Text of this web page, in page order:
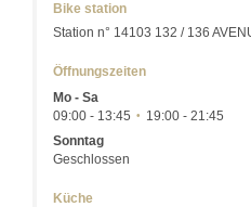
Bike station
Station n° 14103 132 / 136
Öffnungszeiten
Mo - Sa
09:00 - 13:45 •
19:00 - 21:45
Sonntag
Geschlossen
Küche